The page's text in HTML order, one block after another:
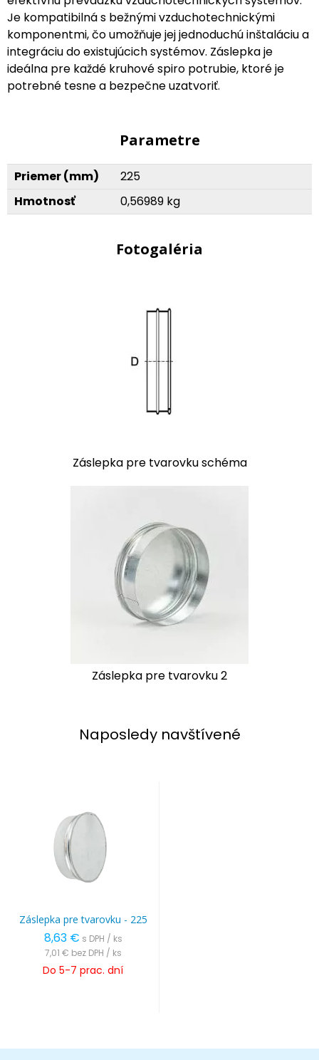
Je kompatibilná s bežnými vzduchotechnickými
komponentmi, čo umožňuje jej jednoduchú inštaláciu a
integráciu do existujúcich systémov. Záslepka je
ideálna pre každé kruhové spiro potrubie, ktoré je
potrebné tesne a bezpečne uzatvoriť.
Parametre
Priemer (mm)
225
Hmotnosť
0,56989 kg
Fotogaléria
Záslepka pre tvarovku schéma
Záslepka pre tvarovku 2
Naposledy navštívené
Záslepka pre tvarovku - 225
8,63 € s DPH / ks
7,01 € bez DPH / ks
Do 5-7 prac. dní